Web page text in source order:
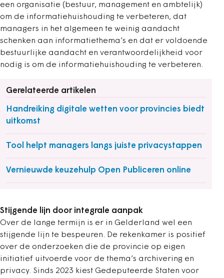
een organisatie (bestuur, management en ambtelijk)
om de informatiehuishouding te verbeteren, dat
managers in het algemeen te weinig aandacht
schenken aan informatiethema’s en dat er voldoende
bestuurlijke aandacht en verantwoordelijkheid voor
nodig is om de informatiehuishouding te verbeteren.
Gerelateerde artikelen
Handreiking digitale wetten voor provincies biedt
uitkomst
Tool helpt managers langs juiste privacystappen
Vernieuwde keuzehulp Open Publiceren online
Stijgende lijn door integrale aanpak
Over de lange termijn is er in Gelderland wel een
stijgende lijn te bespeuren. De rekenkamer is positief
over de onderzoeken die de provincie op eigen
initiatief uitvoerde voor de thema’s archivering en
privacy. Sinds 2023 kiest Gedeputeerde Staten voor